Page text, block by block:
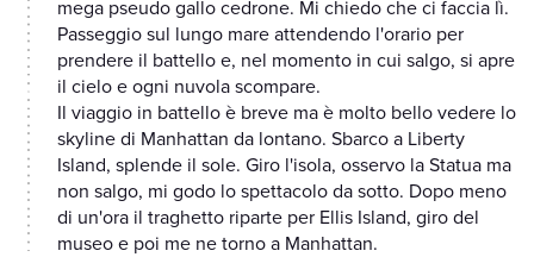
mega pseudo gallo cedrone. Mi chiedo che ci faccia lì.
Passeggio sul lungo mare attendendo l'orario per
prendere il battello e, nel momento in cui salgo, si apre
il cielo e ogni nuvola scompare.
Il viaggio in battello è breve ma è molto bello vedere lo
skyline di Manhattan da lontano. Sbarco a Liberty
Island, splende il sole. Giro l'isola, osservo la Statua ma
non salgo, mi godo lo spettacolo da sotto. Dopo meno
di un'ora il traghetto riparte per Ellis Island, giro del
museo e poi me ne torno a Manhattan.